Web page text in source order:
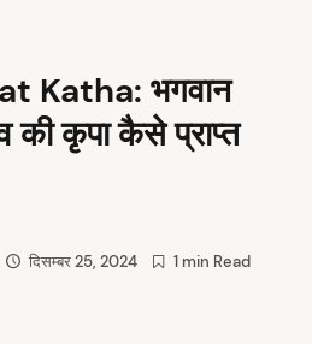
Katha: भगवान
कृपा कैसे प्राप्त
दिसम्बर 25, 2024 1 min Read